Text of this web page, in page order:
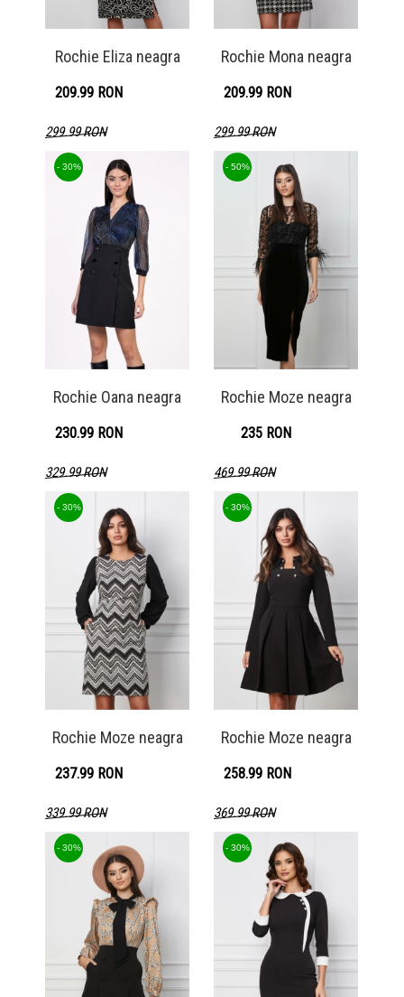
Rochie Eliza neagra
209.99 RON
299.99 RON
Detaliu produs
Rochie Mona neagra
209.99 RON
299.99 RON
Detaliu produs
Rochie Oana neagra
- 30%
230.99 RON
329.99 RON
Detaliu produs
Rochie Moze neagra
- 50%
235 RON
469.99 RON
Detaliu produs
Rochie Moze neagra
- 30%
237.99 RON
339.99 RON
Detaliu produs
Rochie Moze neagra
- 30%
258.99 RON
369.99 RON
Detaliu produs
- 30% - 30%